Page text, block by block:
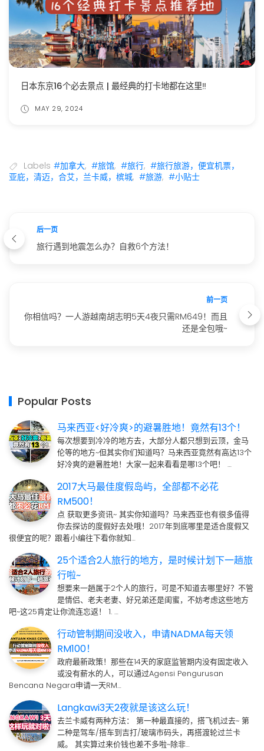
日本东京16个必去景点 | 最经典的打卡地都在这里‼️
MAY 29, 2024
Labels #加拿大, #旅馆, #旅行, #旅行旅游，便宜机票，
亚庇，清迈，合艾，兰卡威，槟城, #旅游, #小贴士
后一页
旅行遇到地震怎么办？自救6个方法！
前一页
你相信吗？一人游越南胡志明5天4夜只需RM649！而且
还是全包哦~
Popular Posts
马来西亚<好冷爽>的避暑胜地！竟然有13个！
每次想要到冷冷的地方去，大部分人都只想到云顶，金马
伦等的地方~但其实你们知道吗？马来西亚竟然有高达13个
好冷爽的避暑胜地！大家一起来看看是哪13个吧！ …
2017大马最佳度假岛屿，全部都不必花
RM500！
点 获取更多资讯~ 其实你知道吗？马来西亚也有很多值得
你去探访的度假好去处哦！2017年到底哪里是适合度假又
很便宜的呢？跟着小编往下看你就知…
25个适合2人旅行的地方，是时候计划下一趟旅
行啦~
想要来一趟属于2个人的旅行，可是不知道去哪里好？不管
是情侣、老夫老妻、好兄弟还是闺蜜，不妨考虑这些地方
吧~这25肯定让你流连忘返！ 1. …
行动管制期间没收入，申请NADMA每天领
RM100！
政府最新政策！那些在14天的家庭监管期内没有固定收入
或没有薪水的人，可以通过Agensi Pengurusan
Bencana Negara申请一天RM…
Langkawi3天2夜就是该这么玩！
去兰卡威有两种方法： 第一种最直接的，搭飞机过去~ 第
二种是驾车/搭车到吉打/玻璃市码头，再搭渡轮过兰卡
威。 其实算过来价钱也差不多啦~除非…